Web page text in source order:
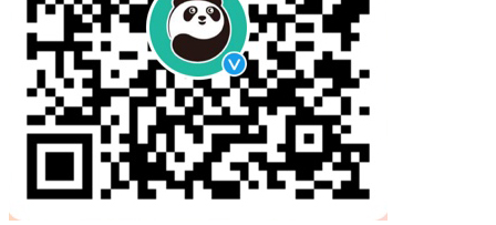
Twitter